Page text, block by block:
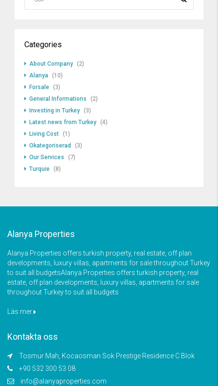
Categories
About Company (2)
Alanya (10)
Forsale (3)
General Informations
(2)
Investing in Turkey (3)
Latest news from Turkey (4)
Living Cost (1)
Okategoriserad
(3)
Our Services
(7)
Turquie (8)
Alanya Properties
Alanya Properties offers turkish property, real estate, off plan
developments, luxury villas, apartments for sale throughout Turkey
to suit all budgetsAlanya Properties offers turkish property, real
estate, off plan developments, luxury villas, apartments for sale
throughout Turkey to suit all budgets
Läs mer
Kontakta oss
Tosmur Mah, Kocaosman Sok Prestige Residence C Blok
+90 532 300 53 08
info@alanyaproperties.com